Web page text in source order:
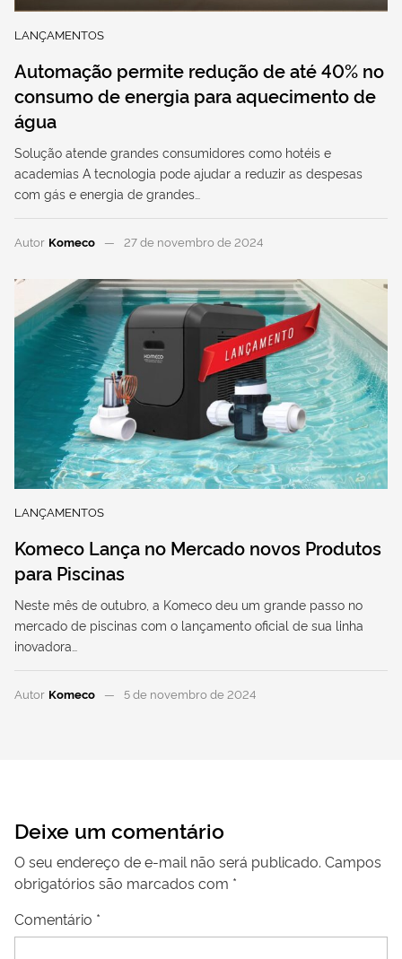
LANÇAMENTOS
Automação permite redução de até 40% no
consumo de energia para aquecimento de
água
Solução atende grandes consumidores como hotéis e
academias A tecnologia pode ajudar a reduzir as despesas
com gás e energia de grandes…
Autor Komeco 27 de novembro de 2024
LANÇAMENTOS
Komeco Lança no Mercado novos Produtos
para Piscinas
Neste mês de outubro, a Komeco deu um grande passo no
mercado de piscinas com o lançamento oficial de sua linha
inovadora…
Autor Komeco 5 de novembro de 2024
Deixe um comentário
O seu endereço de e-mail não será publicado. Campos
obrigatórios são marcados com *
Comentário *